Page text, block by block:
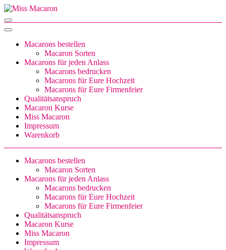
Zum
Inhalt
drücken)
Miss Macaron
sweet little things
Macarons bestellen
Macaron Sorten
Macarons für jeden Anlass
Macarons bedrucken
Macarons für Eure Hochzeit
Macarons für Eure Firmenfeier
Qualitätsanspruch
Macaron Kurse
Miss Macaron
Impressum
Warenkorb
Macarons bestellen
Macaron Sorten
Macarons für jeden Anlass
Macarons bedrucken
Macarons für Eure Hochzeit
Macarons für Eure Firmenfeier
Qualitätsanspruch
Macaron Kurse
Miss Macaron
Impressum